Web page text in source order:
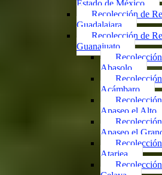
Estado de México
Recolección de
Guadalajara
Recolección de
Guanajuato
Abasolo
Acámbaro
Apaseo el Alto
Apaseo el
Atarjea